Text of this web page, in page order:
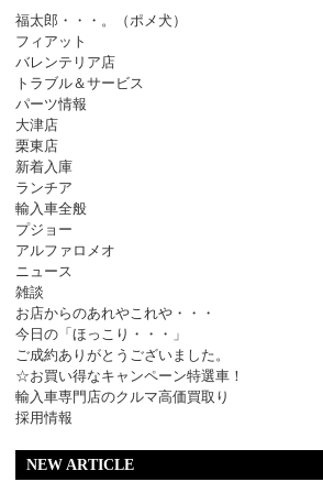
福太郎・・・。（ポメ犬）
フィアット
バレンテリア店
トラブル＆サービス
パーツ情報
大津店
栗東店
新着入庫
ランチア
輸入車全般
プジョー
アルファロメオ
ニュース
雑談
お店からのあれやこれや・・・
今日の「ほっこり・・・」
ご成約ありがとうございました。
☆お買い得なキャンペーン特選車！
輸入車専門店のクルマ高価買取り
採用情報
NEW ARTICLE